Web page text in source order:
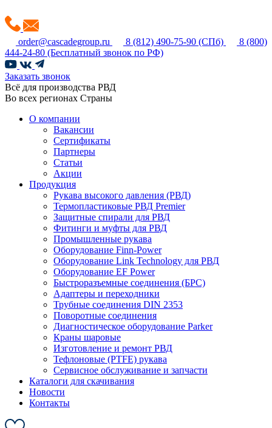
order@cascadegroup.ru 8 (812) 490-75-90 (СПб)
8 (800)
444-24-80 (Бесплатный звонок по РФ)
Заказать звонок
Всё для производства РВД
Во всех регионах Страны
О компании
Вакансии
Сертификаты
Партнеры
Статьи
Акции
Продукция
Рукава высокого давления (РВД)
Термопластиковые РВД Premier
Защитные спирали для РВД
Фитинги и муфты для РВД
Промышленные рукава
Оборудование Finn-Power
Оборудование Link Technology для РВД
Оборудование EF Power
Быстроразъемные соединения (БРС)
Адаптеры и переходники
Трубные соединения DIN 2353
Поворотные соединения
Диагностическое оборудование Parker
Краны шаровые
Изготовление и ремонт РВД
Тефлоновые (PTFE) рукава
Сервисное обслуживание и запчасти
Каталоги для скачивания
Новости
Контакты